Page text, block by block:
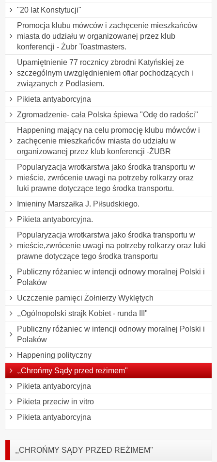
"20 lat Konstytucji"
Promocja klubu mówców i zachęcenie mieszkańców
miasta do udziału w organizowanej przez klub
konferencji - Żubr Toastmasters.
Upamiętnienie 77 rocznicy zbrodni Katyńskiej ze
szczególnym uwzględnieniem ofiar pochodzących i
związanych z Podlasiem.
Pikieta antyaborcyjna
Zgromadzenie- cała Polska śpiewa "Odę do radości"
Happening mający na celu promocję klubu mówców i
zachęcenie mieszkańców miasta do udziału w
organizowanej przez klub konferencji -ŻUBR
Popularyzacja wrotkarstwa jako środka transportu w
mieście, zwrócenie uwagi na potrzeby rolkarzy oraz
luki prawne dotyczące tego środka transportu.
Imieniny Marszałka J. Piłsudskiego.
Pikieta antyaborcyjna.
Popularyzacja wrotkarstwa jako środka transportu w
mieście,zwrócenie uwagi na potrzeby rolkarzy oraz luki
prawne dotyczące tego środka transportu
Publiczny różaniec w intencji odnowy moralnej Polski i
Polaków
Uczczenie pamięci Żołnierzy Wyklętych
,,Ogólnopolski strajk Kobiet - runda III"
Publiczny różaniec w intencji odnowy moralnej Polski i
Polaków
Happening polityczny
,,Chrońmy Sądy przed reżimem"
Pikieta antyaborcyjna
Pikieta przeciw in vitro
Pikieta antyaborcyjna
,,CHROŃMY SĄDY PRZED REŻIMEM"